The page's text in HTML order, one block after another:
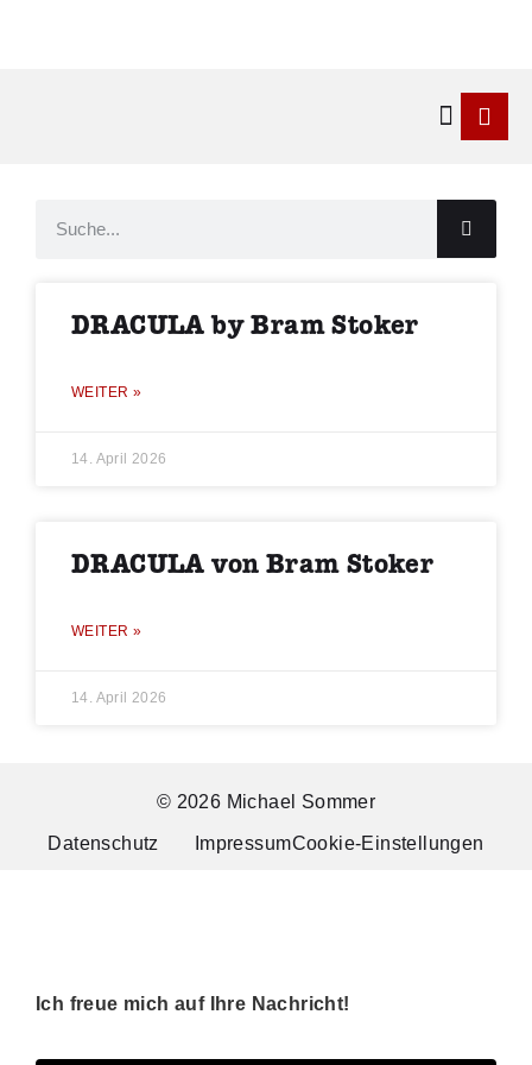
DRACULA by Bram Stoker
WEITER »
14. April 2026
DRACULA von Bram Stoker
WEITER »
14. April 2026
© 2026 Michael Sommer
Datenschutz ImpressumCookie-Einstellungen
Ich freue mich auf Ihre Nachricht!